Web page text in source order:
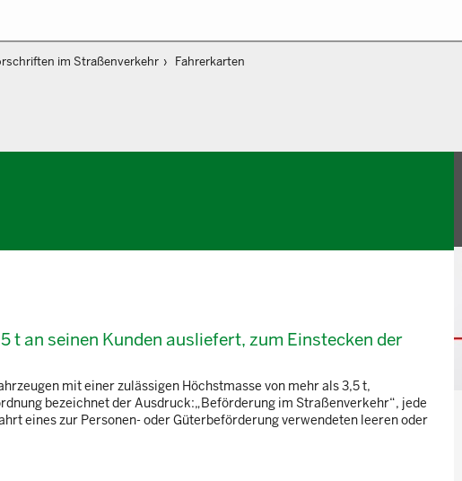
im Straßenverkehr Fahrerkarten
t an seinen Kunden ausliefert, zum Einstecken der
mit einer zulässigen Höchstmasse von mehr als 3,5 t,
bezeichnet der Ausdruck:„Beförderung im Straßenverkehr“, jede
eines zur Personen- oder Güterbeförderung verwendeten leeren oder